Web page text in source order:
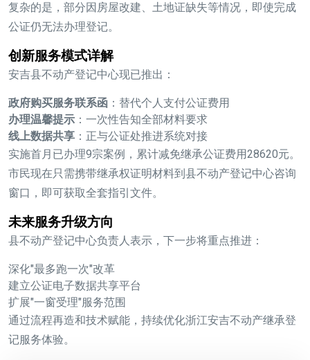
复杂的是，部分因房屋改建、土地证缺失等情况，即使完成
公证仍无法办理登记。
创新服务模式详解
安吉县不动产登记中心现已推出：
政府购买服务联系函 ：替代个人支付公证费用
办理温馨提示 ：一次性告知全部材料要求
线上数据共享 ：正与公证处推进系统对接
实施首月已办理9宗案例，累计减免继承公证费用28620元。
市民现在只需携带继承权证明材料到县不动产登记中心咨询
窗口，即可获取全套指引文件。
未来服务升级方向
县不动产登记中心负责人表示，下一步将重点推进：
深化"最多跑一次"改革
建立公证电子数据共享平台
扩展"一窗受理"服务范围
通过流程再造和技术赋能，持续优化浙江安吉不动产继承登
记服务体验。